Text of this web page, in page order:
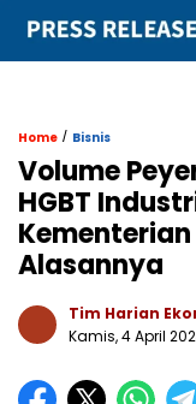
Home / Bisnis
Volume
HGBT
Kementerian
Alasannya
Tim Harian
Kamis, 4 April